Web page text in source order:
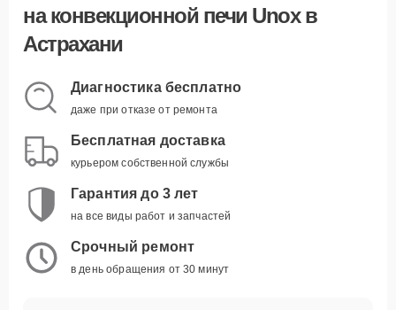
на конвекционной печи Unox в
Астрахани
Диагностика бесплатно
даже при отказе от ремонта
Бесплатная доставка
курьером собственной службы
Гарантия до 3 лет
на все виды работ и запчастей
Срочный ремонт
в день обращения от 30 минут